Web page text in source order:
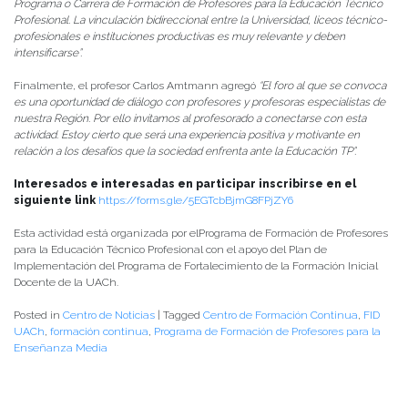
Programa o Carrera de Formación de Profesores para la Educación Técnico
Profesional. La vinculación bidireccional entre la Universidad, liceos técnico-
profesionales e instituciones productivas es muy relevante y deben
intensificarse”.
Finalmente, el profesor Carlos Amtmann agregó “El foro al que se convoca
es una oportunidad de diálogo con profesores y profesoras especialistas de
nuestra Región. Por ello invitamos al profesorado a conectarse con esta
actividad. Estoy cierto que será una experiencia positiva y motivante en
relación a los desafíos que la sociedad enfrenta ante la Educación TP”.
Interesados e interesadas en participar inscribirse en el
siguiente link https://forms.gle/5EGTcbBjmG8FPjZY6
Esta actividad está organizada por elPrograma de Formación de Profesores
para la Educación Técnico Profesional con el apoyo del Plan de
Implementación del Programa de Fortalecimiento de la Formación Inicial
Docente de la UACh.
Posted in Centro de Noticias | Tagged Centro de Formación Continua FID
UACh formación continua Programa de Formación de Profesores para la
Enseñanza Media